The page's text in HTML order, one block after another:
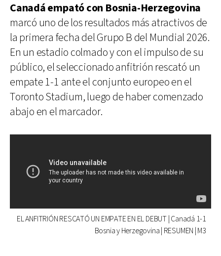
Canadá empató con Bosnia-Herzegovina
marcó uno de los resultados más atractivos de
la primera fecha del Grupo B del Mundial 2026.
En un estadio colmado y con el impulso de su
público, el seleccionado anfitrión rescató un
empate 1-1 ante el conjunto europeo en el
Toronto Stadium, luego de haber comenzado
abajo en el marcador.
EL ANFITRIÓN RESCATÓ UN EMPATE EN EL DEBUT | Canadá 1-1
Bosnia y Herzegovina | RESUMEN | M3